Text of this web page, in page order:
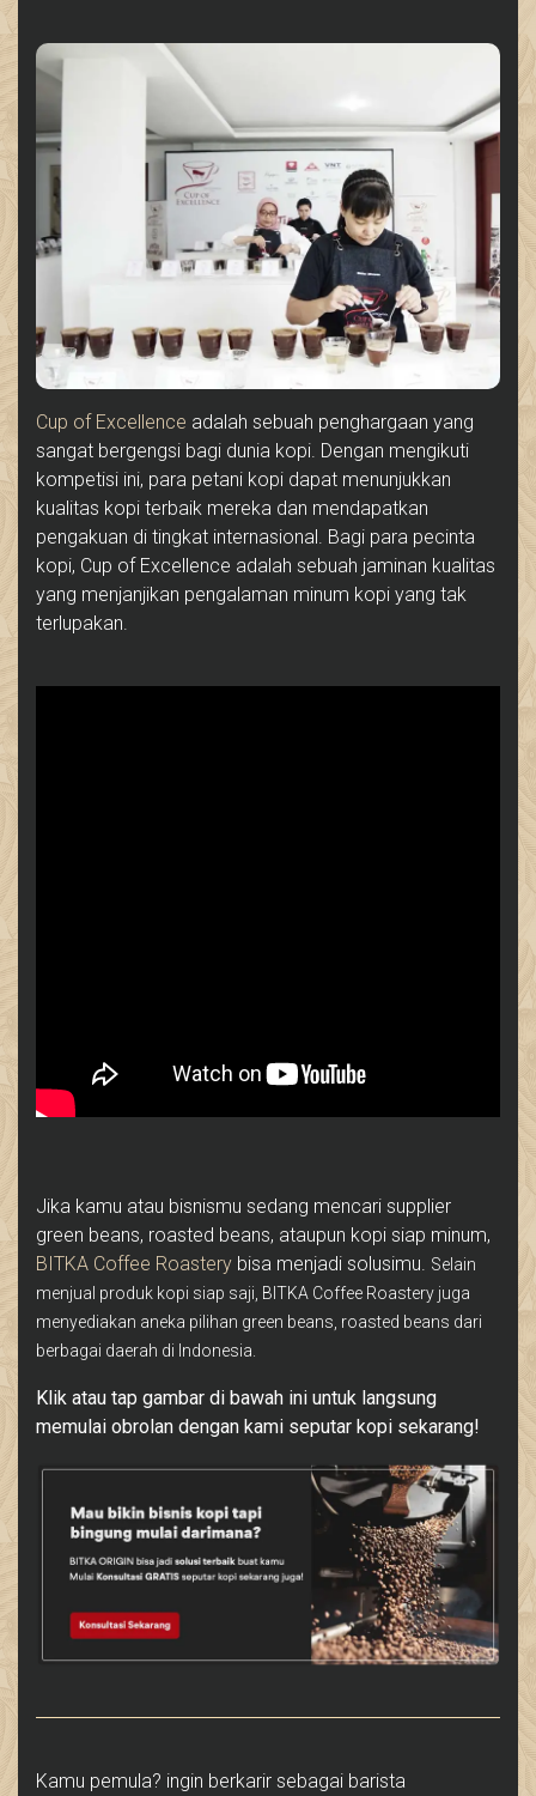
Cup of Excellence adalah sebuah penghargaan yang
sangat bergengsi bagi dunia kopi. Dengan mengikuti
kompetisi ini, para petani kopi dapat menunjukkan
kualitas kopi terbaik mereka dan mendapatkan
pengakuan di tingkat internasional. Bagi para pecinta
kopi, Cup of Excellence adalah sebuah jaminan kualitas
yang menjanjikan pengalaman minum kopi yang tak
terlupakan.
Jika kamu atau bisnismu sedang mencari supplier
green beans, roasted beans, ataupun kopi siap minum,
BITKA Coffee Roastery bisa menjadi solusimu.
Selain
menjual produk kopi siap saji, BITKA Coffee Roastery juga
menyediakan aneka pilihan green beans, roasted beans dari
berbagai daerah di Indonesia.
Klik atau tap gambar di bawah ini untuk langsung
memulai obrolan dengan kami seputar kopi sekarang!
Kamu pemula? ingin berkarir sebagai barista